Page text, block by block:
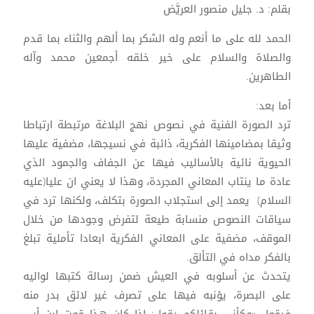
بقلم: د. جليل منصور العريَّض
الحمد لله على ما أنعم وله الشكر بما ألهم والثناء بما قدم
والصلاة والسلام على خير خلقه أجمعين محمد وآله
الطاهرين.
أما بعد:
ترد الصورة الفنية في نصوص نهج البلاغة مرتبطة ارتباطا
وثيقا بمضامينها الفكرية، ذائبة في نسيجها، مضفية عليها
الحيوية نائية بالأساليب فيها عن الجفاف والجمود الذي
عادة ما ينتاب المعاني المجردة، وهذا لا يعني ان عليا(عليه
السلام) يعمد إلى استجلاب الصورة بتكلف، ولكنها ترد في
سياقات النصوص منسابة طيعة لتفرض وجودها من خلال
الموقف، مضفية على المعاني الفكرية ابعادا تأملية تبلغ
بالفكر مداه في التألق.
يتحدث عن أسلوبه في العيش ضمن رسالة كتبها لواليه
على البصرة، يؤنبه فيها على تصرف غير لائق بدر منه